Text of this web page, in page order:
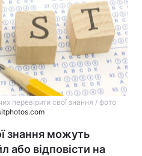
перевірити свої знання / фото
знання можуть
або відповісти на